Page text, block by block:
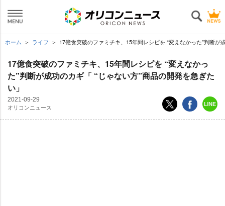
ホーム ライフ 17億食突破のファミチキ、15年間レシピを “変えなかった”判断が
17億食突破のファミチキ、15年間レシピを “変えなかっ
た”判断が成功のカギ「 “じゃない方”商品の開発を急ぎた
い」
2021-09-29
オリコンニュース